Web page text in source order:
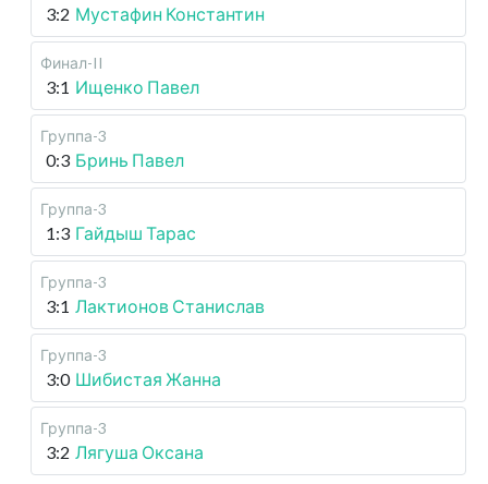
3:2 Мустафин Константин
Финал-II
3:1 Ищенко Павел
Группа-3
0:3 Бринь Павел
Группа-3
1:3 Гайдыш Тарас
Группа-3
3:1 Лактионов Станислав
Группа-3
3:0 Шибистая Жанна
Группа-3
3:2 Лягуша Оксана